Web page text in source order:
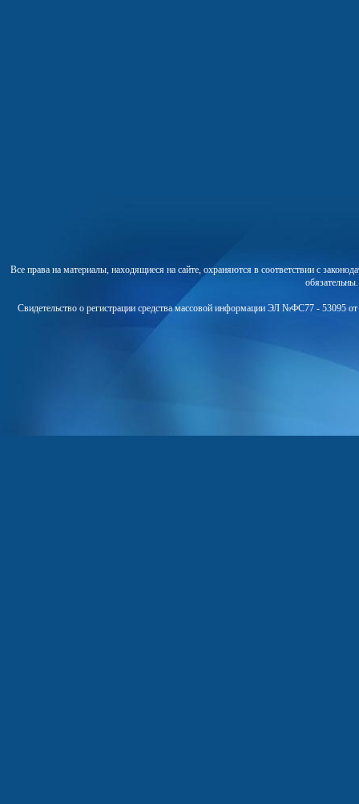
Все права на материалы, находящиеся на сайте, охраняются в соответствии с
Свидетельство о регистрации средства массовой информации ЭЛ №ФС77 - 53095